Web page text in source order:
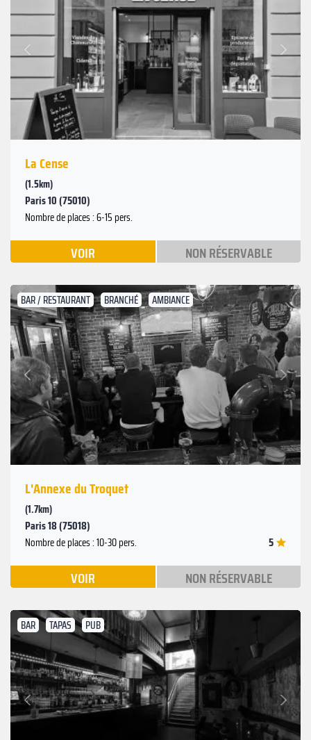
Précédent
Suivant
La Cense
(1.5km)
Paris 10 (75010)
Nombre de places : 6-15 pers.
VOIR NON RÉSERVABLE
BAR / RESTAURANT BRANCHÉ AMBIANCE
Précédent
Suivant
L'Annexe du Troquet
(1.7km)
Paris 18 (75018)
Nombre de places : 10-30 pers. 5
VOIR NON RÉSERVABLE
BAR TAPAS PUB
Précédent
Suivant